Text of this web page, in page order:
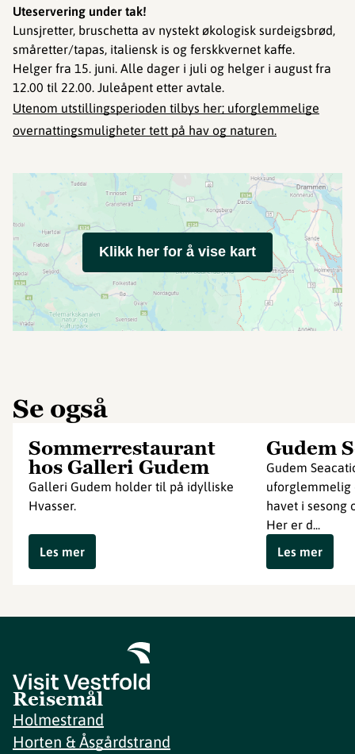
Uteservering under tak!
Lunsjretter, bruschetta av nystekt økologisk surdeigsbrød,
småretter/tapas, italiensk is og ferskkvernet kaffe.
Helger fra 15. juni. Alle dager i juli og helger i august fra
12.00 til 22.00. Juleåpent etter avtale.
Utenom utstillingsperioden tilbys her; uforglemmelige
overnattingsmuligheter tett på hav og naturen.
Klikk her for å vise kart
Se også
Sommerrestaurant
hos Galleri Gudem
Galleri Gudem holder til på idylliske
Hvasser.
Les mer
Gudem
Gudem
uforglemmelig
havet i sesong
Her er d...
Les mer
Reisemål
Holmestrand
Horten & Åsgårdstrand